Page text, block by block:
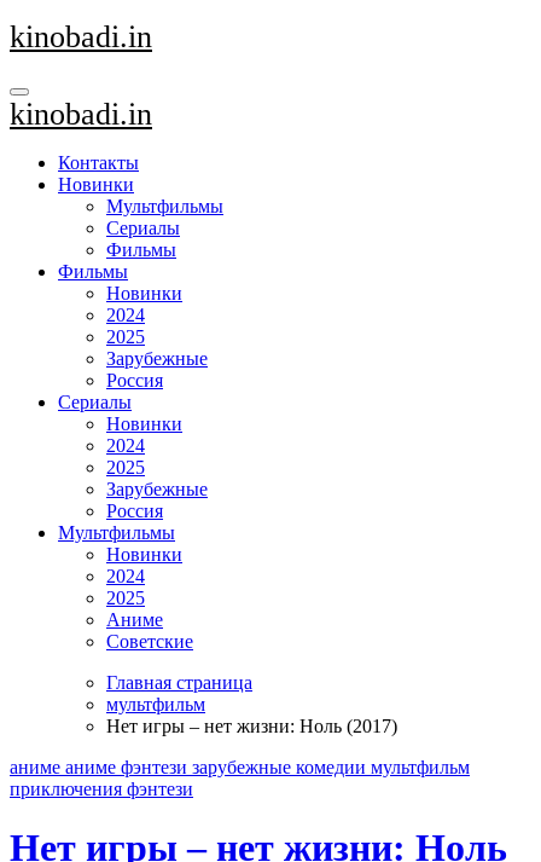
Перейти
к
kinobadi.in
kinobadi.in
Контакты
Новинки
Мультфильмы
Сериалы
Фильмы
Фильмы
Новинки
2024
2025
Зарубежные
Россия
Сериалы
Новинки
2024
2025
Зарубежные
Россия
Мультфильмы
Новинки
2024
2025
Аниме
Советские
Главная страница
мультфильм
Нет игры – нет жизни: Ноль (2017)
аниме аниме фэнтези зарубежные комедии мультфильм
приключения фэнтези
Нет игры – нет жизни: Ноль